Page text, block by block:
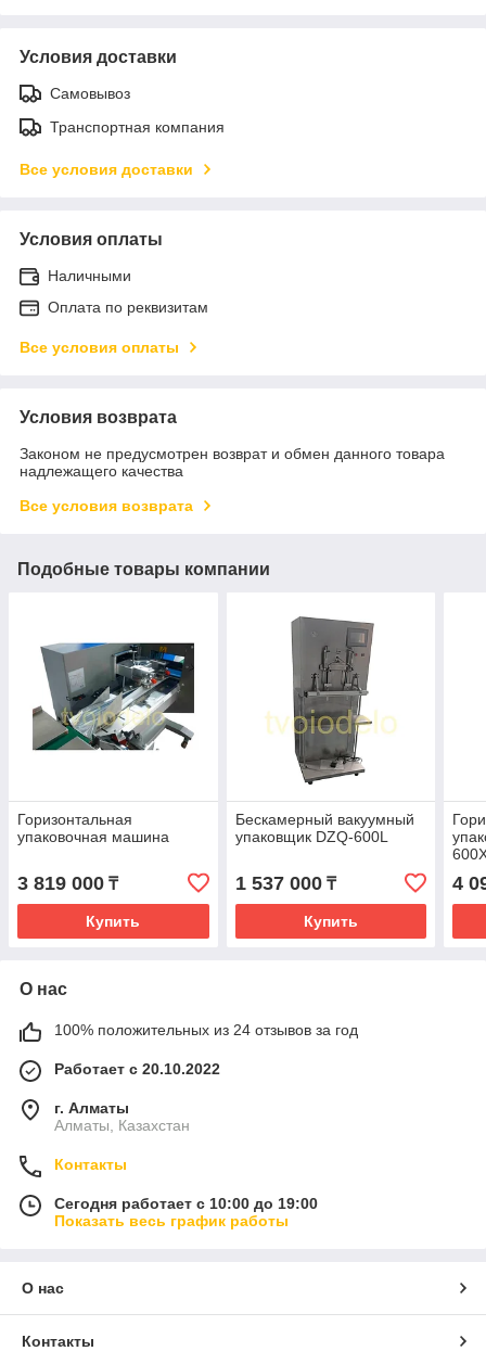
Условия доставки
Самовывоз
Транспортная компания
Все условия доставки
Условия оплаты
Наличными
Оплата по реквизитам
Все условия оплаты
Условия возврата
Законом не предусмотрен возврат и обмен данного товара
надлежащего качества
Все условия возврата
Подобные товары компании
Горизонтальная
упаковочная машина
3 819 000 ₸
Купить
Бескамерный вакуумный
упаковщик DZQ-600L
1 537 000₸
Купить
4
О нас
100% положительных из 24 отзывов за год
Работает с 20.10.2022
г. Алматы
Алматы, Казахстан
Контакты
Сегодня работает с 10:00 до 19:00
Показать весь график работы
О нас
Контакты